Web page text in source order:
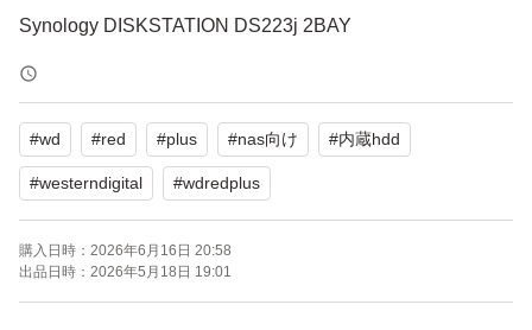
#wd #red #plus #nas向け #内蔵hdd
#westerndigital #wdredplus
購入日時： 2026年6月16日 20:58
出品日時： 2026年5月18日 19:01